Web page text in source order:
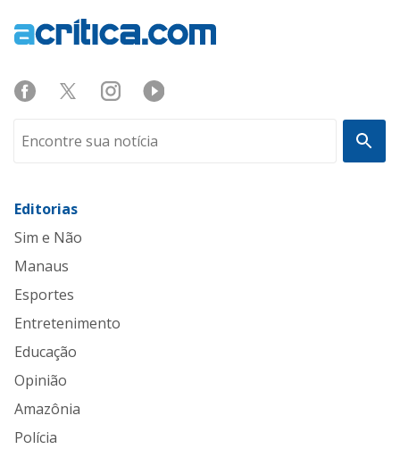
Editorias
Sim e Não
Manaus
Esportes
Entretenimento
Educação
Opinião
Amazônia
Polícia